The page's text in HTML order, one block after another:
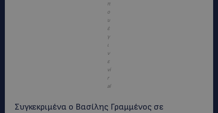
π
ο
υ
έ
γ
ι
ν
ε
vi
r
al
Συγκεκριμένα ο Βασίλης Γραμμένος σε